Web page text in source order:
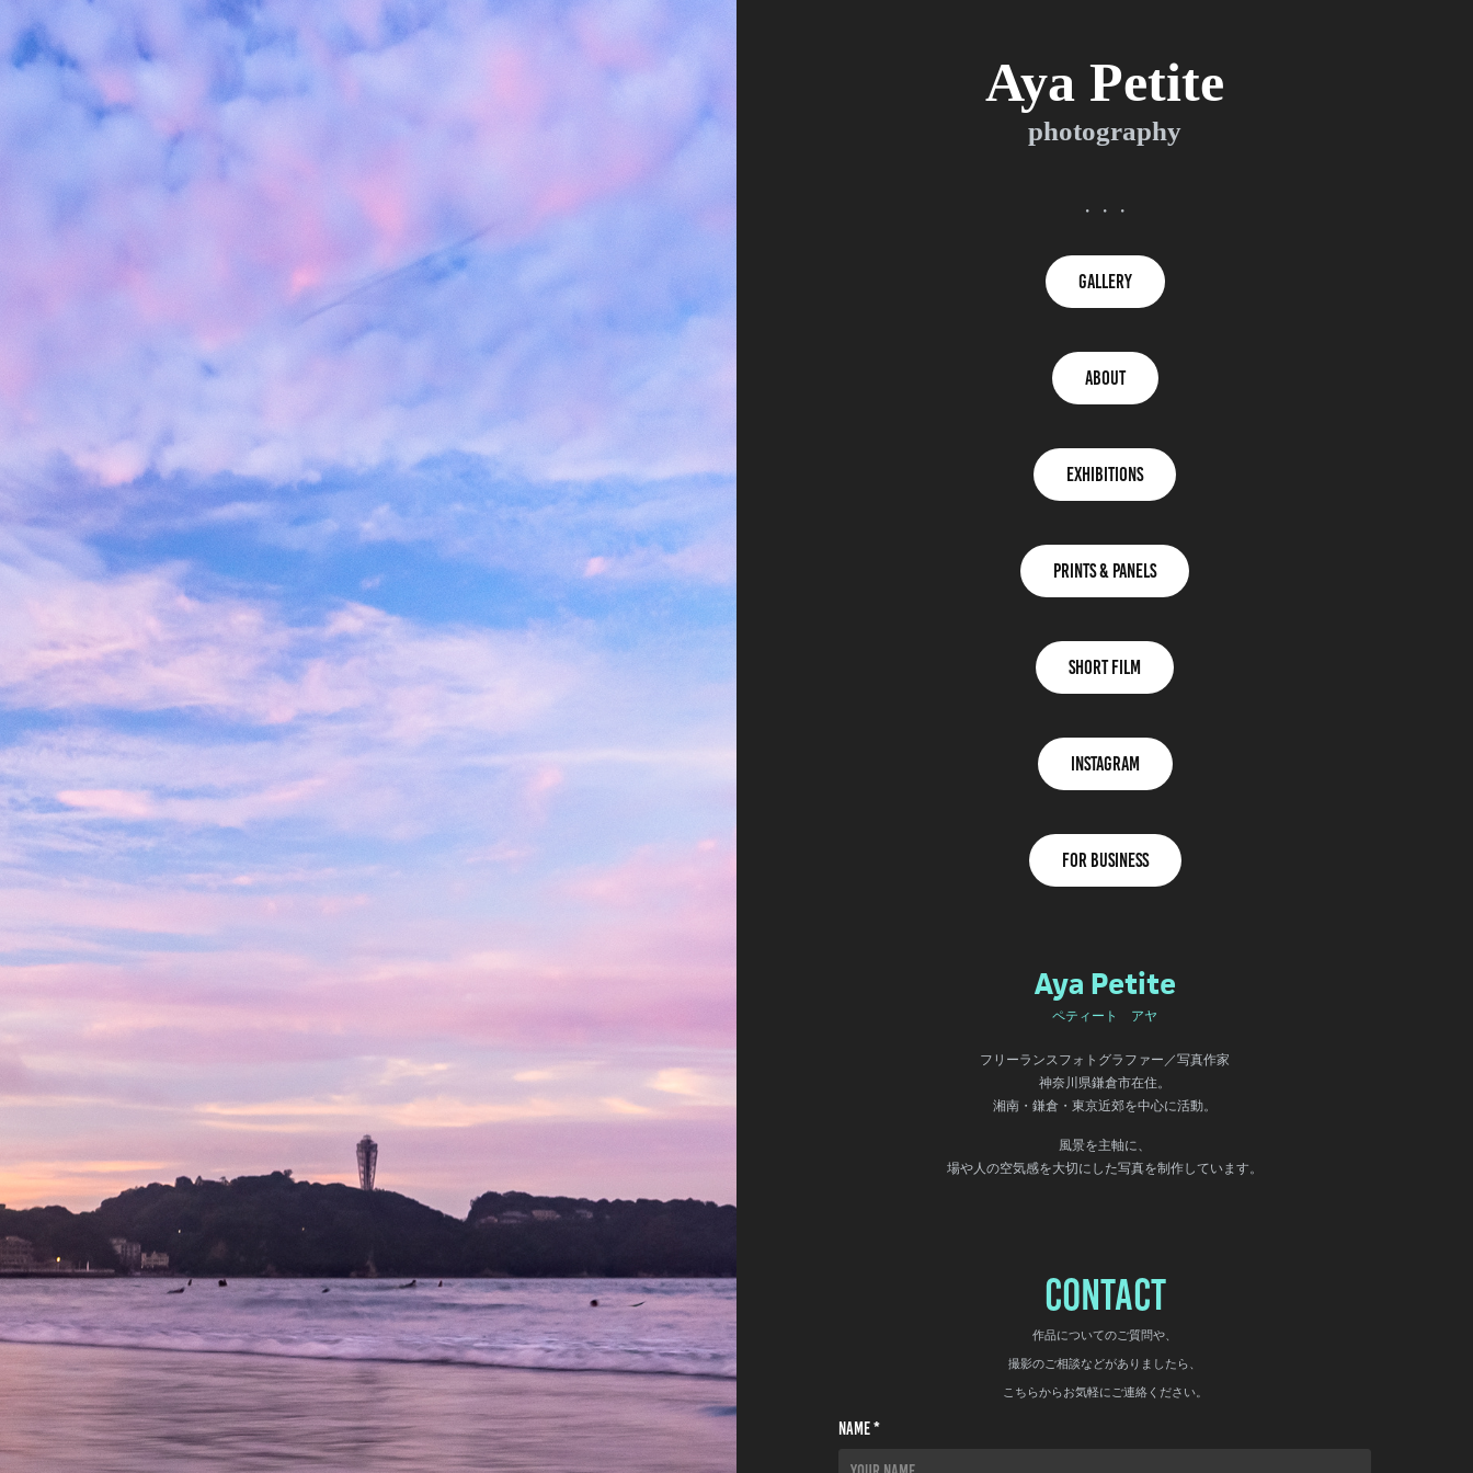
Aya Petite
photography
・・・
Gallery
ABOUT
Exhibitions
Prints & PanelS
Short Film
Instagram
for Business
Aya Petite
ペティート アヤ
フリーランスフォトグラファー／写真作家
神奈川県鎌倉市在住。
湘南・鎌倉・東京近郊を中心に活動。
風景を主軸に、
場や人の空気感を大切にした写真を制作しています。
CONTACT
作品についてのご質問や、
撮影のご相談などがありましたら、
こちらからお気軽にご連絡ください。
Name *